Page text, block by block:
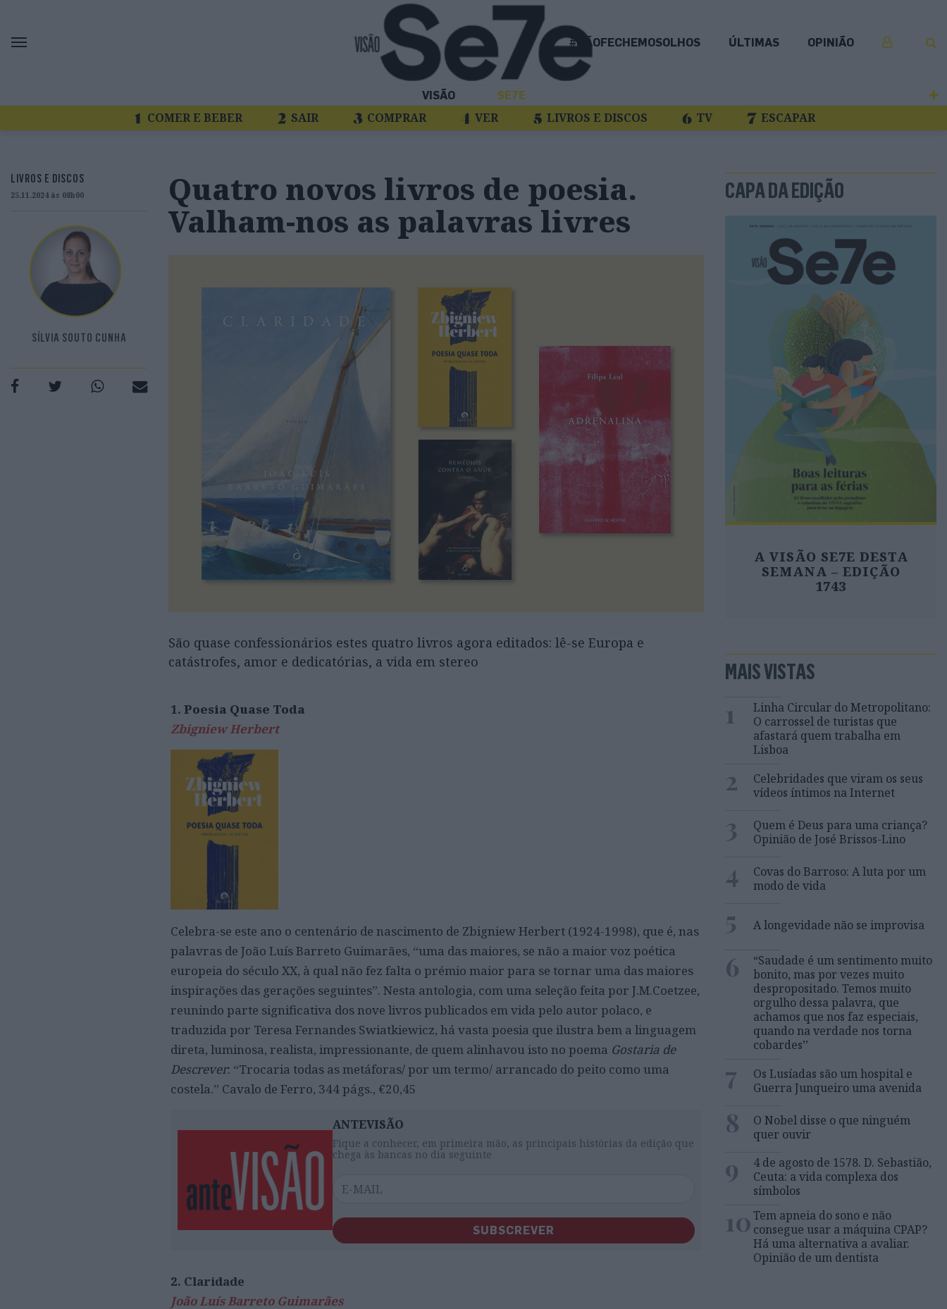
#NÃOFECHEMOSOLHOS ÚLTIMAS OPINIÃO
VISÃO SE7E
COMER E BEBER SAIR COMPRAR VER LIVROS E DISCOS TV ESCAPAR
LIVROS E DISCOS
25.11.2024 às 08h00
SÍLVIA SOUTO CUNHA
Quatro novos livros de poesia.
Valham-nos as palavras livres
São quase confessionários estes quatro livros agora editados: lê-se Europa e
catástrofes, amor e dedicatórias, a vida em stereo
1. Poesia Quase Toda
Zbigniew Herbert
Celebra-se este ano o centenário de nascimento de Zbigniew Herbert (1924-1998), que é, nas
palavras de João Luís Barreto Guimarães, “uma das maiores, se não a maior voz poética
europeia do século XX, à qual não fez falta o prémio maior para se tornar uma das maiores
inspirações das gerações seguintes”. Nesta antologia, com uma seleção feita por J.M.Coetzee,
reunindo parte significativa dos nove livros publicados em vida pelo autor polaco, e
traduzida por Teresa Fernandes Swiatkiewicz, há vasta poesia que ilustra bem a linguagem
direta, luminosa, realista, impressionante, de quem alinhavou isto no poema Gostaria de
Descrever: “Trocaria todas as metáforas/ por um termo/ arrancado do peito como uma
costela.” Cavalo de Ferro, 344 págs., €20,45
ANTEVISÃO
Fique a conhecer, em primeira mão, as principais histórias da edição que
chega às bancas no dia seguinte
SUBSCREVER
2. Claridade
João Luís Barreto Guimarães
CAPA DA EDIÇÃO
A VISÃO SE7E DESTA
SEMANA – EDIÇÃO
1743
MAIS VISTAS
1
Linha Circular do Metropolitano:
O carrossel de turistas que
afastará quem trabalha em
Lisboa
2
Celebridades que viram os seus
vídeos íntimos na Internet
3
Quem é Deus para uma criança?
Opinião de José Brissos-Lino
4
Covas do Barroso: A luta por um
modo de vida
5 A longevidade não se improvisa
6
“Saudade é um sentimento muito
bonito, mas por vezes muito
despropositado. Temos muito
orgulho dessa palavra, que
achamos que nos faz especiais,
quando na verdade nos torna
cobardes’’
7
Os Lusíadas são um hospital e
Guerra Junqueiro uma avenida
8
O Nobel disse o que ninguém
quer ouvir
9
4 de agosto de 1578. D. Sebastião,
Ceuta: a vida complexa dos
símbolos
10Tem apneia do sono e não
consegue usar a máquina CPAP?
Há uma alternativa a avaliar.
Opinião de um dentista